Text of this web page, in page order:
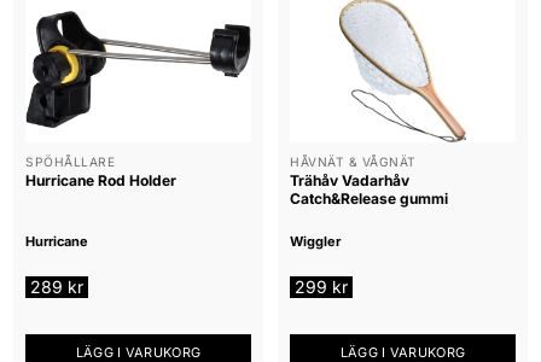
SPÖHÅLLARE
Hurricane Rod Holder
Hurricane
289 kr
LÄGG I VARUKORG
HÅVNÄT & VÅGNÄT
Trähåv Vadarhåv
Catch&Release gummi
Wiggler
299 kr
LÄGG I VARUKORG